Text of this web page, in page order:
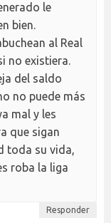
le
bien.
al Real
no existiera.
del saldo
no puede más
mal y les
que sigan
toda su vida,
roba la liga
Responder